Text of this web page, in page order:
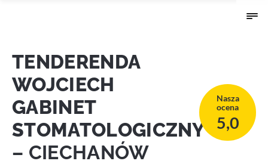
TENDERENDA
WOJCIECH
GABINET
STOMATOLOGICZNY
– CIECHANÓW
Nasza
ocena
5,0